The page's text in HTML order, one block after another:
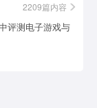
2209篇内容
评测电子游戏与